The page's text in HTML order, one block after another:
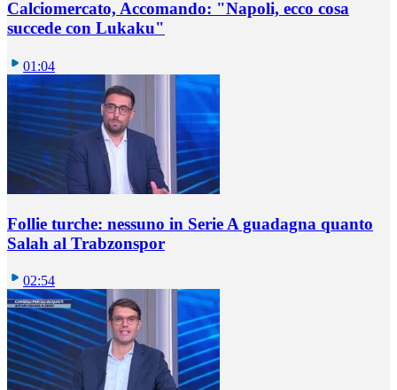
Calciomercato, Accomando: "Napoli, ecco cosa
succede con Lukaku"
01:04
Follie turche: nessuno in Serie A guadagna quanto
Salah al Trabzonspor
02:54